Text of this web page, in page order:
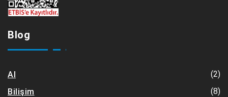
Blog
AI
(2)
Bilişim
(8)